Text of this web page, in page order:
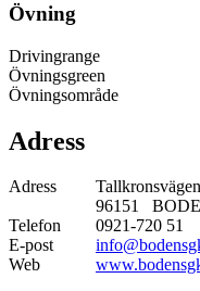
Övning
Drivingrange
Övningsgreen
Övningsområde
Adress
Adress
96151
Telefon
0921-720 51
E-post
Web